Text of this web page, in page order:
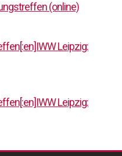
(online)
Leipzig:
Leipzig: